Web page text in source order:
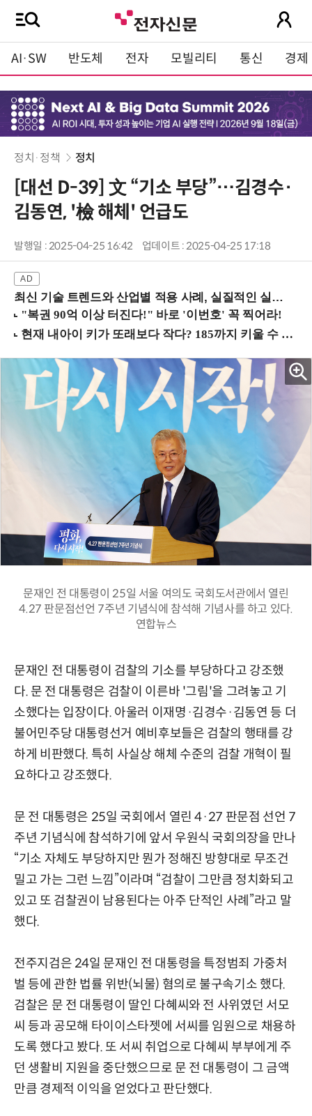
AI·SW 반도체 전자 모빌리티 통신 경제
정치·정책 정치
[대선 D-39] 文 “기소 부당”…김경수·
김동연, '檢 해체' 언급도
발행일 : 2025-04-25 16:42 업데이트 : 2025-04-25 17:18
최신 기술 트렌드와 산업별 적용 사례, 실질적인 실행 전략을 공유 (9/18 양재역)
문재인 전 대통령이 25일 서울 여의도 국회도서관에서 열린
4.27 판문점선언 7주년 기념식에 참석해 기념사를 하고 있다.
연합뉴스
문재인 전 대통령이 검찰의 기소를 부당하다고 강조했
다. 문 전 대통령은 검찰이 이른바 '그림'을 그려놓고 기
소했다는 입장이다. 아울러 이재명·김경수·김동연 등 더
불어민주당 대통령선거 예비후보들은 검찰의 행태를 강
하게 비판했다. 특히 사실상 해체 수준의 검찰 개혁이 필
요하다고 강조했다.
문 전 대통령은 25일 국회에서 열린 4·27 판문점 선언 7
주년 기념식에 참석하기에 앞서 우원식 국회의장을 만나
“기소 자체도 부당하지만 뭔가 정해진 방향대로 무조건
밀고 가는 그런 느낌”이라며 “검찰이 그만큼 정치화되고
있고 또 검찰권이 남용된다는 아주 단적인 사례”라고 말
했다.
전주지검은 24일 문재인 전 대통령을 특정범죄 가중처
벌 등에 관한 법률 위반(뇌물) 혐의로 불구속기소 했다.
검찰은 문 전 대통령이 딸인 다혜씨와 전 사위였던 서모
씨 등과 공모해 타이이스타젯에 서씨를 임원으로 채용하
도록 했다고 봤다. 또 서씨 취업으로 다혜씨 부부에게 주
던 생활비 지원을 중단했으므로 문 전 대통령이 그 금액
만큼 경제적 이익을 얻었다고 판단했다.